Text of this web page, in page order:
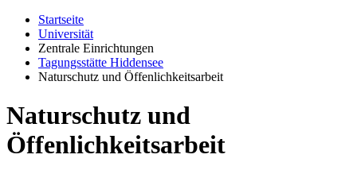
Startseite
Universität
Zentrale Einrichtungen
Tagungsstätte Hiddensee
Naturschutz und Öffenlichkeitsarbeit
Naturschutz und
Öffenlichkeitsarbeit